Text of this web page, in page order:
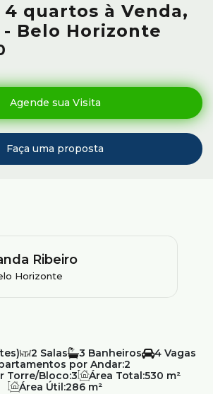
4 quartos à Venda,
Belo Horizonte
Ribeiro
Horizonte
2 3
4
por Andar:2
Torre/Bloco:3 Área Total:530 m²
Área Útil:286 m²